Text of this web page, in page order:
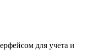
для учета и